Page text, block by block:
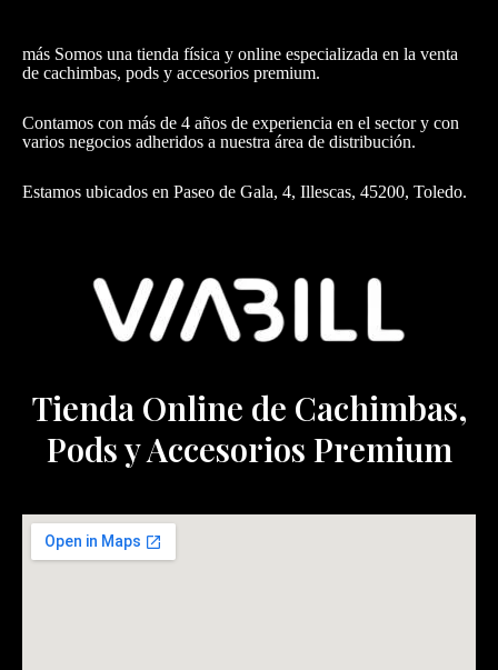
más Somos una tienda física y online especializada en la venta
de cachimbas, pods y accesorios premium.
Contamos con más de 4 años de experiencia en el sector y con
varios negocios adheridos a nuestra área de distribución.
Estamos ubicados en Paseo de Gala, 4, Illescas, 45200, Toledo.
Tienda Online de Cachimbas,
Pods y Accesorios Premium